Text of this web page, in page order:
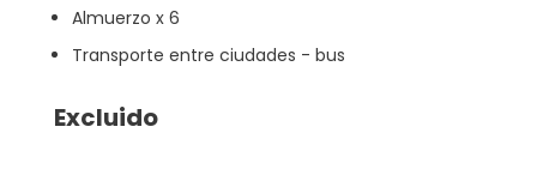
Almuerzo x 6
Transporte entre ciudades - bus
Excluido